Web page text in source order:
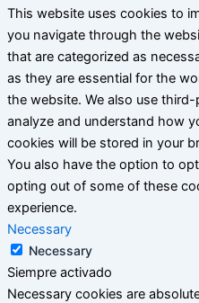
This website uses cookies to
you navigate through the
that are categorized as
as they are essential for the
the website. We also use
analyze and understand how
cookies will be stored in your
You also have the option to
opting out of some of these
experience.
Necessary
Necessary
Siempre activado
Necessary cookies are